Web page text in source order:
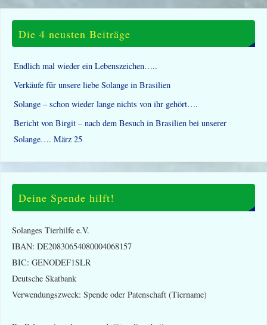
Die 4 neusten Beiträge
Endlich mal wieder ein Lebenszeichen…..
Verkäufe für unsere liebe Solange in Brasilien
Solange – schon wieder lange nichts von ihr gehört….
Bericht von Birgit – nach dem Besuch in Brasilien bei unserer
Solange…. März 25
Deine Spende hilft!
Solanges Tierhilfe e.V.
IBAN: DE20830654080004068157
BIC: GENODEF1SLR
Deutsche Skatbank
Verwendungszweck: Spende oder Patenschaft (Tiername)